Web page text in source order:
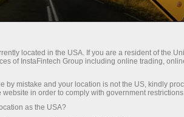
เงื่อนไขการซื้อขาย
10 Aug 2026 19:20
located in the USA. If you are a resident of the
of InstaFintech Group including online trading,
by mistake and your location is not the US, kindly
in order to comply with government
as the USA?